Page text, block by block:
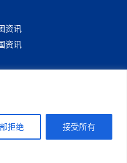
拒绝 接受所有
资讯
资讯